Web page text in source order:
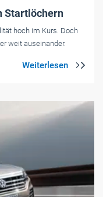
Startlöchern
hoch im Kurs. Doch
weit auseinander.